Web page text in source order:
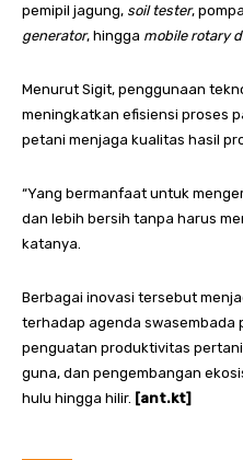
pemipil jagung, soil tester,
generator, hingga mobile rotary
Menurut Sigit, penggunaan
meningkatkan efisiensi proses
petani menjaga kualitas hasil
“Yang bermanfaat untuk
dan lebih bersih tanpa harus
katanya.
Berbagai inovasi tersebut
terhadap agenda swasembada
penguatan produktivitas
guna, dan pengembangan
hulu hingga hilir. [ant.kt]